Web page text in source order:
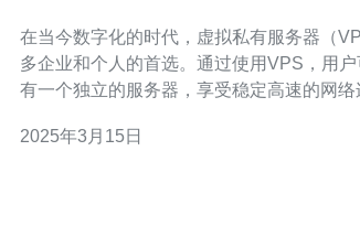
在当今数字化的时代，虚拟私有服务器（
多企业和个人的首选。通过使用VPS，用
有一个独立的服务器，享受稳定高速的网络
备受推崇的选择。 首先，新加坡作为一个国际金融和商业
2025年3月15日